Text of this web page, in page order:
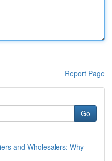
Report Page
Go
and Wholesalers: Why